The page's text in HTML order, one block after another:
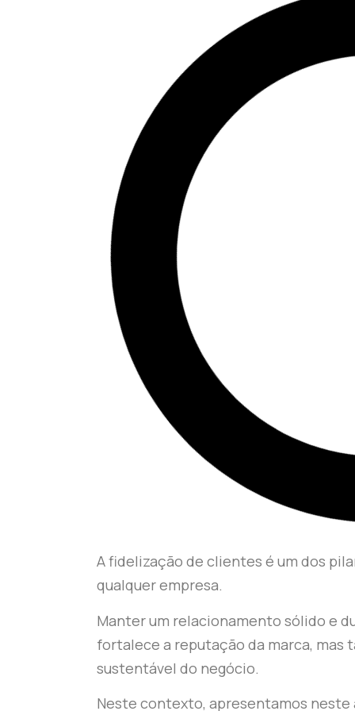
A fidelização de clientes é um dos
qualquer empresa.
Manter um relacionamento sólido e
fortalece a reputação da marca,
sustentável do negócio.
Neste contexto, apresentamos neste